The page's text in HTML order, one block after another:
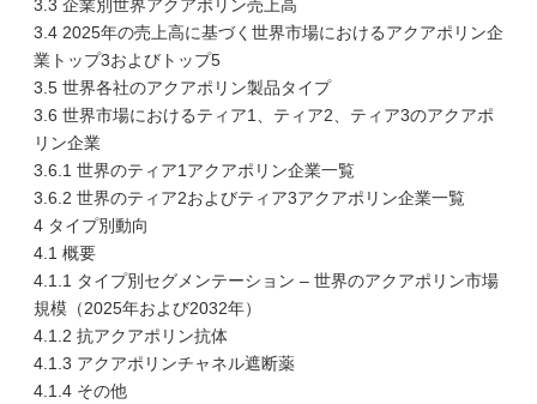
3.3 企業別世界アクアポリン売上高
3.4 2025年の売上高に基づく世界市場におけるアクアポリン企
業トップ3およびトップ5
3.5 世界各社のアクアポリン製品タイプ
3.6 世界市場におけるティア1、ティア2、ティア3のアクアポ
リン企業
3.6.1 世界のティア1アクアポリン企業一覧
3.6.2 世界のティア2およびティア3アクアポリン企業一覧
4 タイプ別動向
4.1 概要
4.1.1 タイプ別セグメンテーション – 世界のアクアポリン市場
規模（2025年および2032年）
4.1.2 抗アクアポリン抗体
4.1.3 アクアポリンチャネル遮断薬
4.1.4 その他